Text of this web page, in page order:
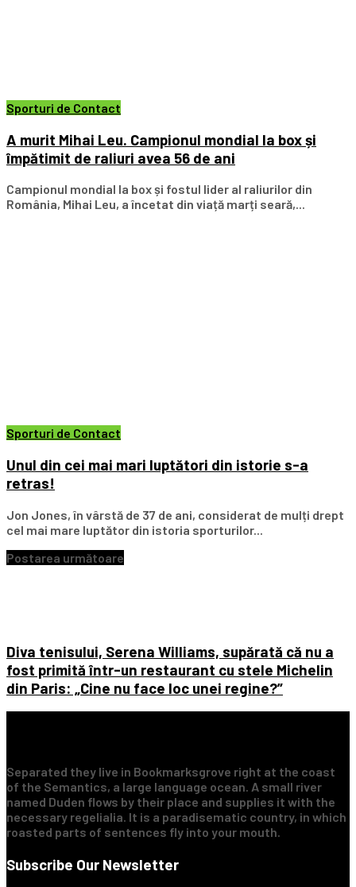
Sporturi de Contact
A murit Mihai Leu. Campionul mondial la box și
împătimit de raliuri avea 56 de ani
Campionul mondial la box și fostul lider al raliurilor din
România, Mihai Leu, a încetat din viață marți seară,...
Sporturi de Contact
Unul din cei mai mari luptători din istorie s-a
retras!
Jon Jones, în vârstă de 37 de ani, considerat de mulți drept
cel mai mare luptător din istoria sporturilor...
Postarea următoare
Diva tenisului, Serena Williams, supărată că nu a
fost primită într-un restaurant cu stele Michelin
din Paris: „Cine nu face loc unei regine?”
Separated they live in Bookmarksgrove right at the coast
of the Semantics, a large language ocean. A small river
named Duden flows by their place and supplies it with the
necessary regelialia. It is a paradisematic country, in which
roasted parts of sentences fly into your mouth.
Subscribe Our Newsletter